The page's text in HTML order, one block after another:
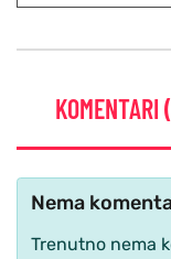
KOMENTARI
Nema
Trenutno nema